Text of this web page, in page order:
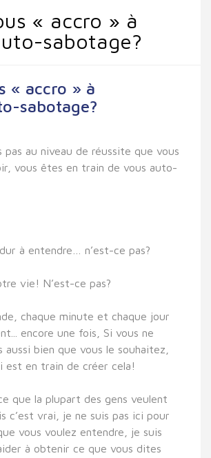
« accro » à
sabotage?
« accro » à
sabotage?
pas au niveau de réussite que vous
vous êtes en train de vous auto-
à entendre… n’est-ce pas?
vie! N’est-ce pas?
chaque minute et chaque jour
encore une fois, Si vous ne
aussi bien que vous le souhaitez,
est en train de créer cela!
que la plupart des gens veulent
c’est vrai, je ne suis pas ici pour
vous voulez entendre, je suis
à obtenir ce que vous dites